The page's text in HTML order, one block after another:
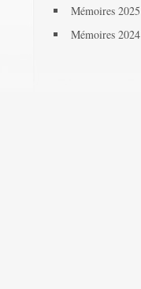
Mémoires 2025
Mémoires 2024